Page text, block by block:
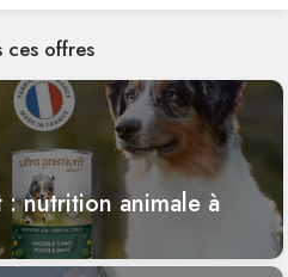
ces offres
: nutrition animale à